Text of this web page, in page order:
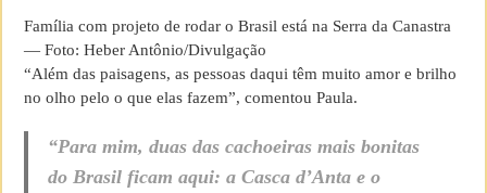
Família com projeto de rodar o Brasil está na Serra da Canastra
— Foto: Heber Antônio/Divulgação
“Além das paisagens, as pessoas daqui têm muito amor e brilho
no olho pelo o que elas fazem”, comentou Paula.
“Para mim, duas das cachoeiras mais bonitas
do Brasil ficam aqui: a Casca d’Anta e o